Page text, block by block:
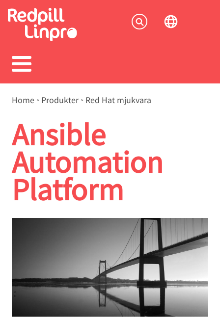
main
Breadcrumb
Home Produkter Red Hat mjukvara
Ansible
Automation
Platform